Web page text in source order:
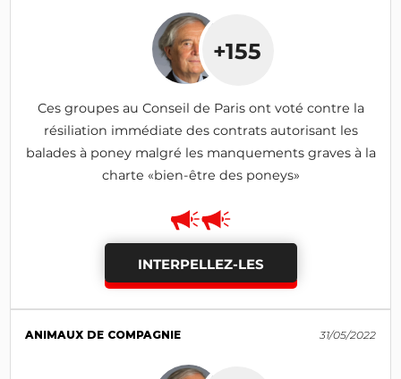
+155
Ces groupes au Conseil de Paris ont voté contre la
résiliation immédiate des contrats autorisant les
balades à poney malgré les manquements graves à la
charte «bien-être des poneys»
INTERPELLEZ-LES
ANIMAUX DE COMPAGNIE 31/05/2022